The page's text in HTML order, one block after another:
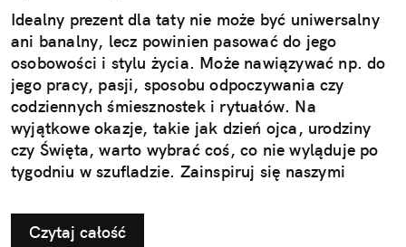
Idealny prezent dla taty nie może być uniwersalny
ani banalny, lecz powinien pasować do jego
osobowości i stylu życia. Może nawiązywać np. do
jego pracy, pasji, sposobu odpoczywania czy
codziennych śmiesznostek i rytuałów. Na
wyjątkowe okazje, takie jak dzień ojca, urodziny
czy Święta, warto wybrać coś, co nie wyląduje po
tygodniu w szufladzie. Zainspiruj się naszymi
taty.
Czytaj całość